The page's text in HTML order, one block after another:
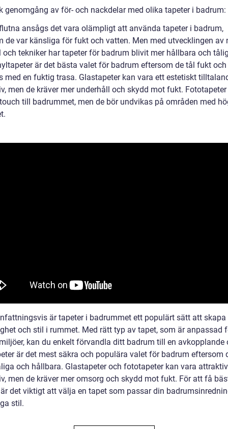
genomgång av för- och nackdelar med olika tapeter i badrum:
ansågs det vara olämpligt att använda tapeter i badrum,
de var känsliga för fukt och vatten. Men med utvecklingen av
och tekniker har tapeter för badrum blivit mer hållbara och
är det bästa valet för badrum eftersom de tål fukt
med en fuktig trasa. Glastapeter kan vara ett estetiskt
men de kräver mer underhåll och skydd mot fukt.
till badrummet, men de bör undvikas på områden med
är tapeter i badrummet ett populärt sätt att skapa
och stil i rummet. Med rätt typ av tapet, som är anpassad
kan du enkelt förvandla ditt badrum till en avkopplande
är det mest säkra och populära valet för badrum eftersom
och hållbara. Glastapeter och fototapeter kan vara
men de kräver mer omsorg och skydd mot fukt. För att få
det viktigt att välja en tapet som passar din
stil.